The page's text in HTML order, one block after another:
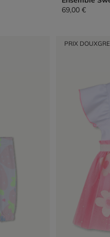
69,00 €
PRIX DOUX